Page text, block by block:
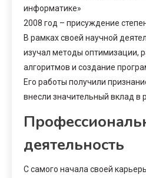
информатике»
2008 год – присуждение
В рамках своей научной
изучал методы оптимизации,
алгоритмов и создание
Его работы получили
внесли значительный вклад в
деятельность
С самого начала своей